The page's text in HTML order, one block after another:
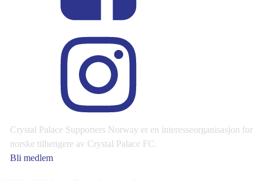
Crystal Palace Supporters Norway er en interesseorganisasjon for
norske tilhengere av Crystal Palace FC.
Bli medlem